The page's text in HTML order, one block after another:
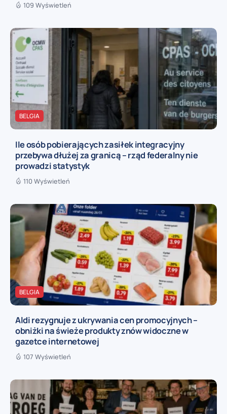
109 Wyświetleń
BELGIA
Ile osób pobierających zasiłek integracyjny
przebywa dłużej za granicą – rząd federalny nie
prowadzi statystyk
110 Wyświetleń
BELGIA
Aldi rezygnuje z ukrywania cen promocyjnych –
obniżki na świeże produkty znów widoczne w
gazetce internetowej
107 Wyświetleń